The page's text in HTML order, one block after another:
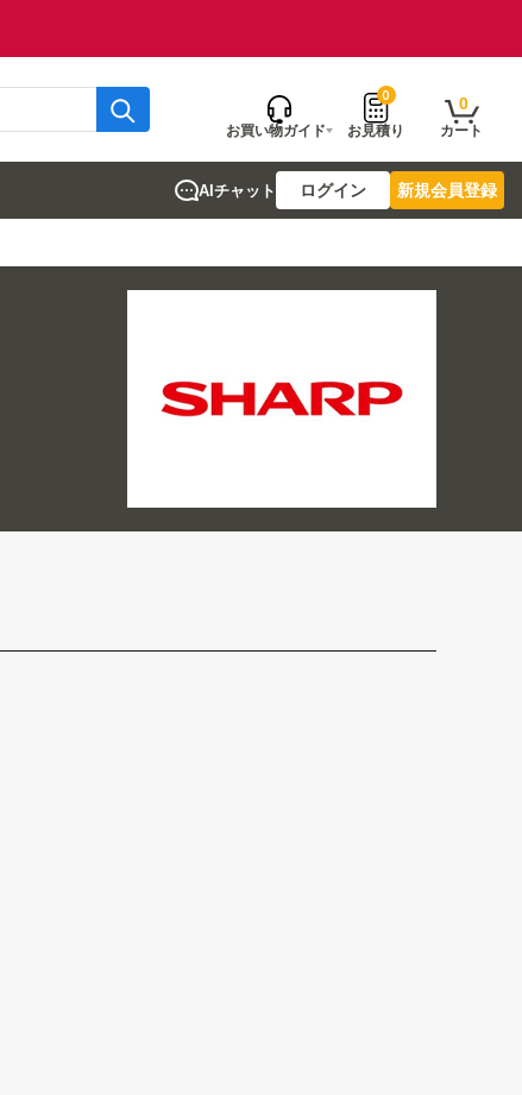
お買い物ガイド
0
お見積り
0
カート
AIチャット ログイン 新規会員登録